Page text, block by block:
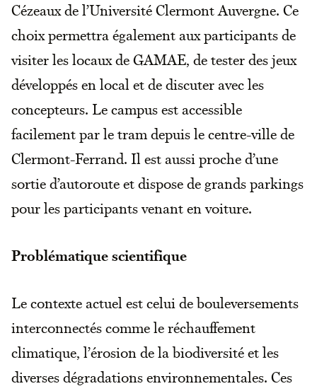
Cézeaux de l’Université Clermont Auvergne. Ce
choix permettra également aux participants de
visiter les locaux de GAMAE, de tester des jeux
développés en local et de discuter avec les
concepteurs. Le campus est accessible
facilement par le tram depuis le centre-ville de
Clermont-Ferrand. Il est aussi proche d’une
sortie d’autoroute et dispose de grands parkings
pour les participants venant en voiture.
Problématique scientifique
Le contexte actuel est celui de bouleversements
interconnectés comme le réchauffement
climatique, l’érosion de la biodiversité et les
diverses dégradations environnementales. Ces